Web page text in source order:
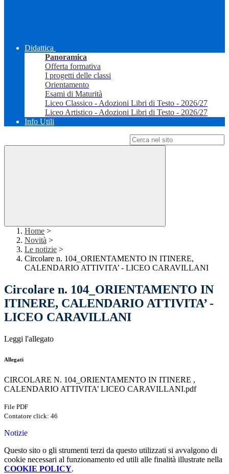
Didattica
Panoramica
Offerta formativa
I progetti delle classi
Orientamento
Esami di Maturità
Liceo Classico - Adozioni Libri di Testo - 2026/27
Liceo Artistico - Adozioni Libri di Testo - 2026/27
Info Utili
Home >
Novità >
Le notizie >
Circolare n. 104_ORIENTAMENTO IN ITINERE,
CALENDARIO ATTIVITA’ - LICEO CARAVILLANI
Circolare n. 104_ORIENTAMENTO IN
ITINERE, CALENDARIO ATTIVITA’ -
LICEO CARAVILLANI
Leggi l'allegato
Allegati
CIRCOLARE N. 104_ORIENTAMENTO IN ITINERE ,
CALENDARIO ATTIVITA’ LICEO CARAVILLANI.pdf
File PDF
Contatore click: 46
Notizie
Questo sito o gli strumenti terzi da questo utilizzati si avvalgono di
cookie necessari al funzionamento ed utili alle finalità illustrate nella
COOKIE POLICY.